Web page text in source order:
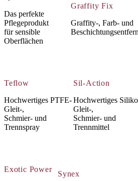
Das perfekte
Pflegeprodukt
für sensible
Oberflächen
Graffity Fix
Graffity-, Farb- und
Teflow
Hochwertiges PTFE-
Gleit-,
Schmier- und
Trennspray
Sil-Action
Hochwertiges
Gleit-,
Schmier- und
Trennmittel
Exotic Power
Synex